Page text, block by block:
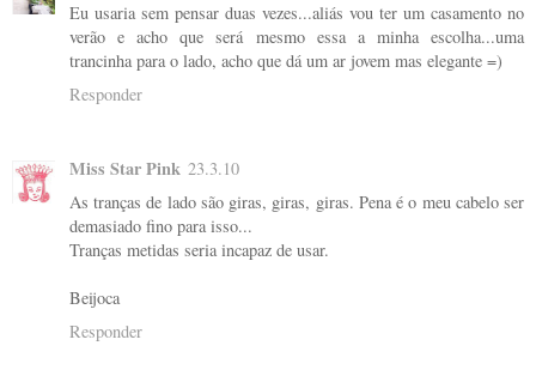
Eu usaria sem pensar duas vezes...aliás vou ter um casamento no
verão e acho que será mesmo essa a minha escolha...uma
trancinha para o lado, acho que dá um ar jovem mas elegante =)
Responder
Miss Star Pink 23.3.10
As tranças de lado são giras, giras, giras. Pena é o meu cabelo ser
demasiado fino para isso...
Tranças metidas seria incapaz de usar.
Beijoca
Responder